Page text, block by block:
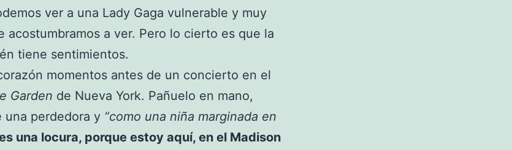
ver a una Lady Gaga vulnerable y muy
acostumbramos a ver. Pero lo cierto es que la
tiene sentimientos.
momentos antes de un concierto en el
Garden de Nueva York. Pañuelo en mano,
una perdedora y “como una niña marginada en
una locura, porque estoy aquí, en el Madison